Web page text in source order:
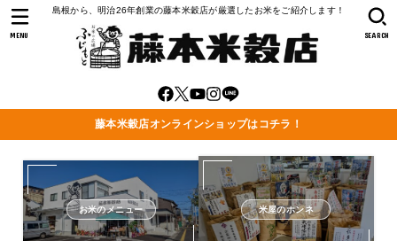
島根から、明治26年創業の藤本米穀店が厳選したお米をご紹介します！
SEARCH
MENU
藤本米穀店オンラインショップはコチラ！
お米のメニュー 米屋のホンネ